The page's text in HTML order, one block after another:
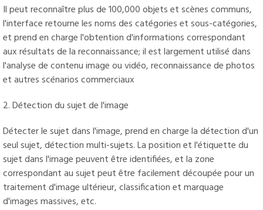
Il peut reconnaître plus de 100,000 objets et scènes communs,
l'interface retourne les noms des catégories et sous-catégories,
et prend en charge l'obtention d'informations correspondant
aux résultats de la reconnaissance; il est largement utilisé dans
l'analyse de contenu image ou vidéo, reconnaissance de photos
et autres scénarios commerciaux
2. Détection du sujet de l'image
Détecter le sujet dans l'image, prend en charge la détection d'un
seul sujet, détection multi-sujets. La position et l'étiquette du
sujet dans l'image peuvent être identifiées, et la zone
correspondant au sujet peut être facilement découpée pour un
traitement d'image ultérieur, classification et marquage
d'images massives, etc.